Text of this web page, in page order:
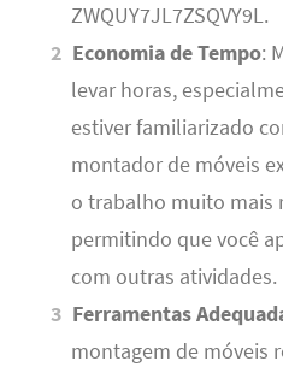
ZWQUY7JL7ZSQVY9L.
Economia de Tempo:
levar horas,
estiver familiarizado
montador de móveis
o trabalho muito mais
permitindo que você
com outras atividades.
Ferramentas
montagem de móveis